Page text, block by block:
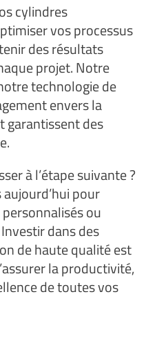
cylindres
vos processus
des résultats
projet. Notre
technologie de
envers la
garantissent des
à l’étape suivante ?
pour
ou
dans des
de haute qualité est
la productivité,
de toutes vos